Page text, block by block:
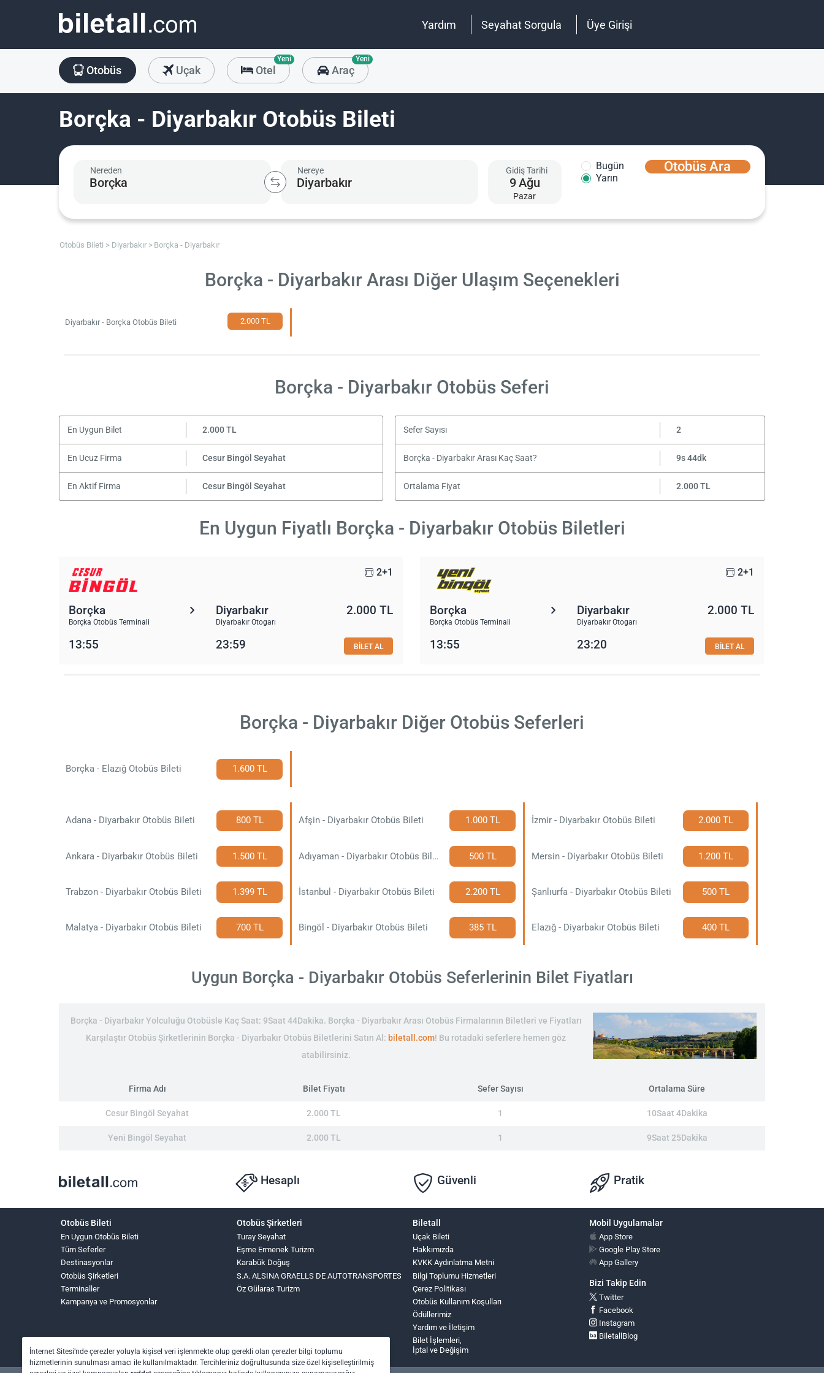
Yardım Seyahat Sorgula Üye Girişi
Otobüs Uçak Otel
Yeni
Araç
Yeni
Borçka - Diyarbakır Otobüs Bileti
Nereden Nereye Gidiş Tarihi
9Ağu
Pazar
Bugün
Yarın
Otobüs Ara
Otobüs Bileti Diyarbakır Borçka - Diyarbakır
Borçka - Diyarbakır Arası Diğer Ulaşım Seçenekleri
Diyarbakır - Borçka Otobüs Bileti 2.000 TL
Borçka - Diyarbakır Otobüs Seferi
En Uygun Bilet 2.000 TL Sefer Sayısı 2
En Ucuz Firma Cesur Bingöl Seyahat Borçka - Diyarbakır Arası Kaç Saat? 9s 44dk
En Aktif Firma Cesur Bingöl Seyahat Ortalama Fiyat 2.000 TL
En Uygun Fiyatlı Borçka - Diyarbakır Otobüs Biletleri
2+1
Borçka
Borçka Otobüs Terminali
Diyarbakır
Diyarbakır Otogarı
2.000 TL
13:55 23:59 BİLET AL
2+1
Borçka
Borçka Otobüs Terminali
Diyarbakır
Diyarbakır Otogarı
2.000 TL
13:55 23:20 BİLET AL
Borçka - Diyarbakır Diğer Otobüs Seferleri
Borçka - Elazığ Otobüs Bileti 1.600 TL
Adana - Diyarbakır Otobüs Bileti 800 TL Afşin - Diyarbakır Otobüs Bileti 1.000 TL İzmir - Diyarbakır Otobüs Bileti 2.000 TL
Ankara - Diyarbakır Otobüs Bileti 1.500 TL Adıyaman - Diyarbakır Otobüs Bileti 500 TL Mersin - Diyarbakır Otobüs Bileti 1.200 TL
Trabzon - Diyarbakır Otobüs Bileti 1.399 TL İstanbul - Diyarbakır Otobüs Bileti 2.200 TL Şanlıurfa - Diyarbakır Otobüs Bileti 500 TL
Malatya - Diyarbakır Otobüs Bileti 700 TL Bingöl - Diyarbakır Otobüs Bileti 385 TL Elazığ - Diyarbakır Otobüs Bileti 400 TL
Uygun Borçka - Diyarbakır Otobüs Seferlerinin Bilet Fiyatları
Borçka - Diyarbakır Yolculuğu Otobüsle Kaç Saat: 9Saat 44Dakika. Borçka - Diyarbakır Arası Otobüs Firmalarının Biletleri ve Fiyatları
Karşılaştır Otobüs Şirketlerinin Borçka - Diyarbakır Otobüs Biletlerini Satın Al: biletall.com! Bu rotadaki seferlere hemen göz
atabilirsiniz.
Firma Adı Bilet Fiyatı Sefer Sayısı Ortalama Süre
Cesur Bingöl Seyahat 2.000 TL 1 10Saat 4Dakika
Yeni Bingöl Seyahat 2.000 TL 1 9Saat 25Dakika
Hesaplı Güvenli Pratik
Otobüs Bileti
En Uygun Otobüs Bileti
Tüm Seferler
Destinasyonlar
Otobüs Şirketleri
Terminaller
Kampanya ve Promosyonlar
Otobüs Şirketleri
Turay Seyahat
Eşme Ermenek Turizm
Karabük Doğuş
S.A. ALSINA GRAELLS DE AUTOTRANSPORTES
Öz Gülaras Turizm
Biletall
Uçak Bileti
Hakkımızda
KVKK Aydınlatma Metni
Bilgi Toplumu Hizmetleri
Çerez Politikası
Otobüs Kullanım Koşulları
Ödüllerimiz
Yardım ve İletişim
Bilet İşlemleri,
İptal ve Değişim
Mobil Uygulamalar
App Store
Google Play Store
App Gallery
Bizi Takip Edin
Twitter
Facebook
Instagram
BiletallBlog
İnternet Sitesi’nde çerezler yoluyla kişisel veri işlenmekte olup gerekli olan çerezler bilgi toplumu
hizmetlerinin sunulması amacı ile kullanılmaktadır. Tercihleriniz doğrultusunda size özel kişiselleştirilmiş